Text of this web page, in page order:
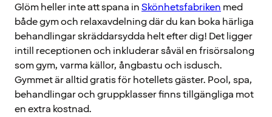
Glöm heller inte att spana inSkönhetsfabrikenmed
både gym och relaxavdelning där du kan boka härliga
behandlingar skräddarsydda helt efter dig! Det ligger
intill receptionen och inkluderar såväl en frisörsalong
som gym, varma källor, ångbastu och isdusch.
Gymmet är alltid gratis för hotellets gäster. Pool, spa,
behandlingar och gruppklasser finns tillgängliga mot
en extra kostnad.